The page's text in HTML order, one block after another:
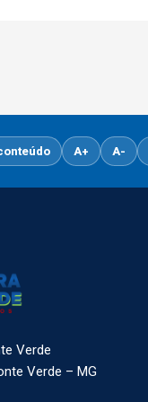
A+ A-
Verde
Verde – MG